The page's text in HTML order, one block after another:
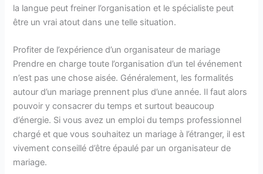
la langue peut freiner l’organisation et le spécialiste peut
être un vrai atout dans une telle situation.
Profiter de l’expérience d’un organisateur de mariage
Prendre en charge toute l’organisation d’un tel événement
n’est pas une chose aisée. Généralement, les formalités
autour d’un mariage prennent plus d’une année. Il faut alors
pouvoir y consacrer du temps et surtout beaucoup
d’énergie. Si vous avez un emploi du temps professionnel
chargé et que vous souhaitez un mariage à l’étranger, il est
vivement conseillé d’être épaulé par un organisateur de
mariage.